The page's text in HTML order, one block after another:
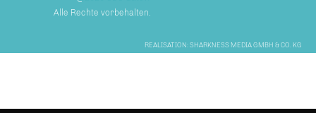
Alle Rechte vorbehalten.
REALISATION: SHARKNESS MEDIA GMBH & CO. KG